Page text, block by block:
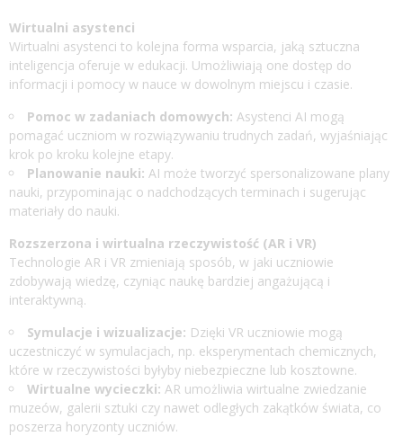
Wirtualni asystenci
Wirtualni asystenci to kolejna forma wsparcia, jaką sztuczna
inteligencja oferuje w edukacji. Umożliwiają one dostęp do
informacji i pomocy w nauce w dowolnym miejscu i czasie.
Pomoc w zadaniach domowych: Asystenci AI mogą
pomagać uczniom w rozwiązywaniu trudnych zadań, wyjaśniając
krok po kroku kolejne etapy.
Planowanie nauki: AI może tworzyć spersonalizowane plany
nauki, przypominając o nadchodzących terminach i sugerując
materiały do nauki.
Rozszerzona i wirtualna rzeczywistość (AR i VR)
Technologie AR i VR zmieniają sposób, w jaki uczniowie
zdobywają wiedzę, czyniąc naukę bardziej angażującą i
interaktywną.
Symulacje i wizualizacje: Dzięki VR uczniowie mogą
uczestniczyć w symulacjach, np. eksperymentach chemicznych,
które w rzeczywistości byłyby niebezpieczne lub kosztowne.
Wirtualne wycieczki: AR umożliwia wirtualne zwiedzanie
muzeów, galerii sztuki czy nawet odległych zakątków świata, co
poszerza horyzonty uczniów.